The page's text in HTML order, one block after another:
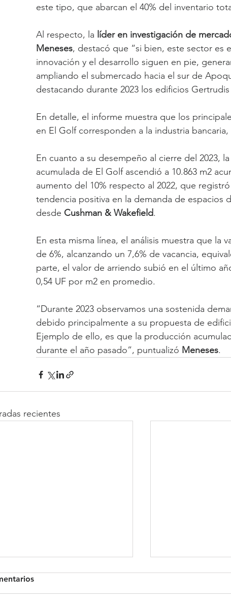
este tipo, que abarcan el 40% del inventario
Al respecto, la líder en investigación de
Meneses, destacó que “si bien, este sector es
innovación y el desarrollo siguen en pie,
ampliando el submercado hacia el sur de
destacando durante 2023 los edificios Gertrudis
En detalle, el informe muestra que los
en El Golf corresponden a la industria
En cuanto a su desempeño al cierre del 2023,
acumulada de El Golf ascendió a 10.863 m2
aumento del 10% respecto al 2022, que
tendencia positiva en la demanda de espacios
desde Cushman & Wakefield.
En esta misma línea, el análisis muestra que la
de 6%, alcanzando un 7,6% de vacancia,
parte, el valor de arriendo subió en el último
0,54 UF por m2 en promedio.
“Durante 2023 observamos una sostenida
debido principalmente a su propuesta de
Ejemplo de ello, es que la producción
durante el año pasado”, puntualizó Meneses.
recientes